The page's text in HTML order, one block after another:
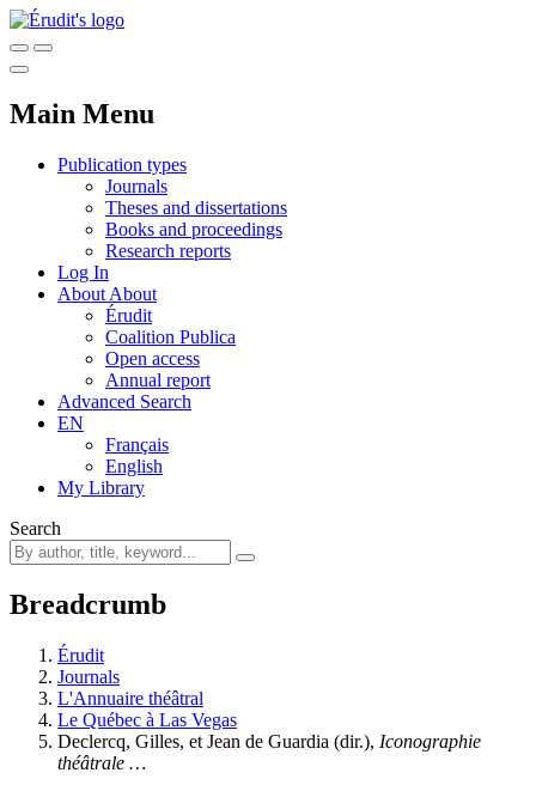
Main Menu
Publication types
Journals
Theses and dissertations
Books and proceedings
Research reports
Log In
About About
Érudit
Coalition Publica
Open access
Annual report
Advanced Search
EN
Français
English
My Library
Search
Breadcrumb
Érudit
Journals
L'Annuaire théâtral
Le Québec à Las Vegas
Declercq, Gilles, et Jean de Guardia (dir.), Iconographie
théâtrale …